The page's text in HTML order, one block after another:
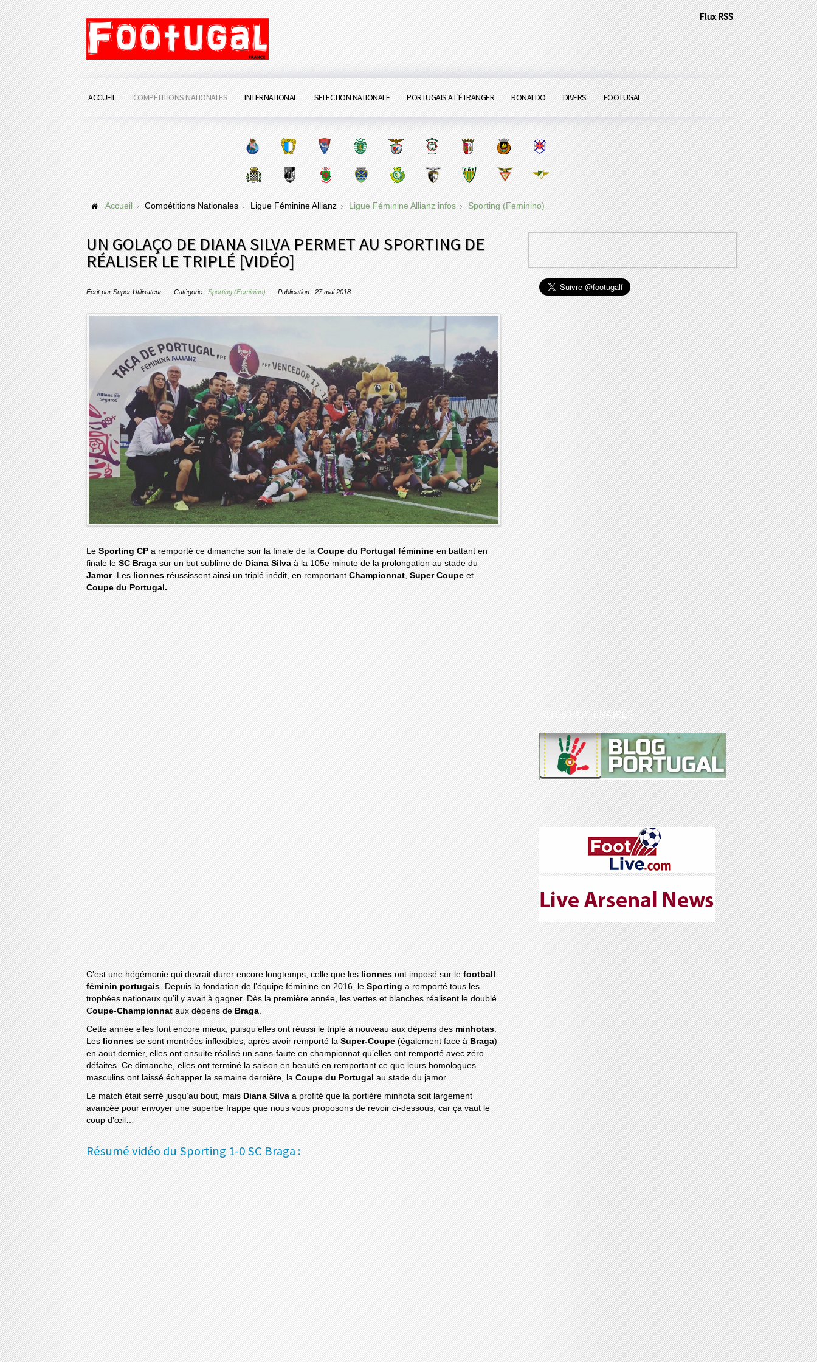
Flux RSS
ACCUEIL COMPÉTITIONS NATIONALES INTERNATIONAL SELECTION NATIONALE PORTUGAIS A L'ÉTRANGER RONALDO DIVERS FOOTUGAL
Accueil Compétitions Nationales Ligue Féminine Allianz Ligue Féminine Allianz infos Sporting (Feminino)
UN GOLAÇO DE DIANA SILVA PERMET AU SPORTING DE
RÉALISER LE TRIPLÉ [VIDÉO]
Écrit par Super Utilisateur Catégorie : Sporting (Feminino) Publication : 27 mai 2018
Le Sporting CP a remporté ce dimanche soir la finale de la Coupe du Portugal féminine en battant en
finale le SC Braga sur un but sublime de Diana Silva à la 105e minute de la prolongation au stade du
Jamor. Les lionnes réussissent ainsi un triplé inédit, en remportant Championnat Super Coupe et
Coupe du Portugal.
C’est une hégémonie qui devrait durer encore longtemps, celle que les lionnes ont imposé sur le football
féminin portugais . Depuis la fondation de l’équipe féminine en 2016, le Sporting a remporté tous les
trophées nationaux qu’il y avait à gagner. Dès la première année, les vertes et blanches réalisent le doublé
Coupe-Championnat aux dépens de Braga
Cette année elles font encore mieux, puisqu’elles ont réussi le triplé à nouveau aux dépens des minhotas
Les lionnes se sont montrées inflexibles, après avoir remporté la Super-Coupe (également face à Braga)
en aout dernier, elles ont ensuite réalisé un sans-faute en championnat qu’elles ont remporté avec zéro
défaites. Ce dimanche, elles ont terminé la saison en beauté en remportant ce que leurs homologues
masculins ont laissé échapper la semaine dernière, la Coupe du Portugal au stade du jamor.
Le match était serré jusqu’au bout, mais Diana Silva a profité que la portière minhota soit largement
avancée pour envoyer une superbe frappe que nous vous proposons de revoir ci-dessous, car ça vaut le
coup d’œil…
Résumé vidéo du Sporting 1-0 SC Braga :
SITES PARTENAIRES